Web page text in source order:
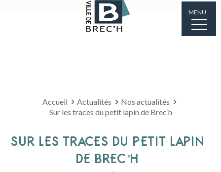
MENU
Accueil Actualités
Nos actualités
Sur les traces du petit lapin de Brec’h
SUR LES TRACES DU PETIT LAPIN
DE BREC’H